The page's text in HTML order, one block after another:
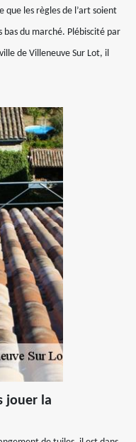
que les règles de l’art soient
bas du marché. Plébiscité par
de Villeneuve Sur Lot, il
jouer la